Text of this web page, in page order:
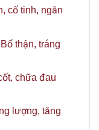
cố tinh, ngăn
thận, tráng
chữa đau
lượng, tăng